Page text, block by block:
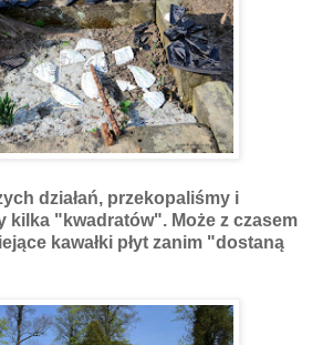
działań, przekopaliśmy i
kilka "kwadratów". Może z czasem
kawałki płyt zanim "dostaną